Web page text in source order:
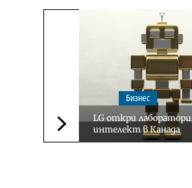
Следваща новина
Бизнес
LG откри
интелект в Канада